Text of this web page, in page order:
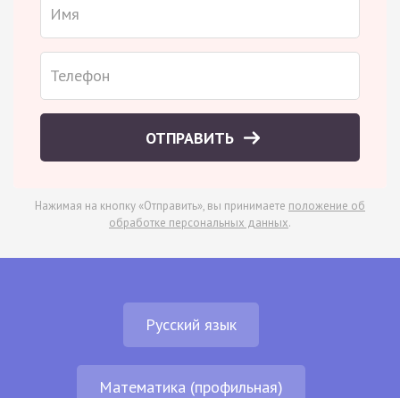
ОТПРАВИТЬ
Нажимая на кнопку «Отправить», вы принимаете положение об
обработке персональных данных.
Русский язык
Математика (профильная)